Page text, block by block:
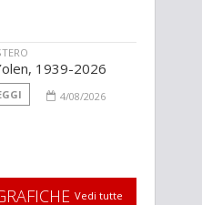
1939-2026
4/08/2026
Vedi tutte